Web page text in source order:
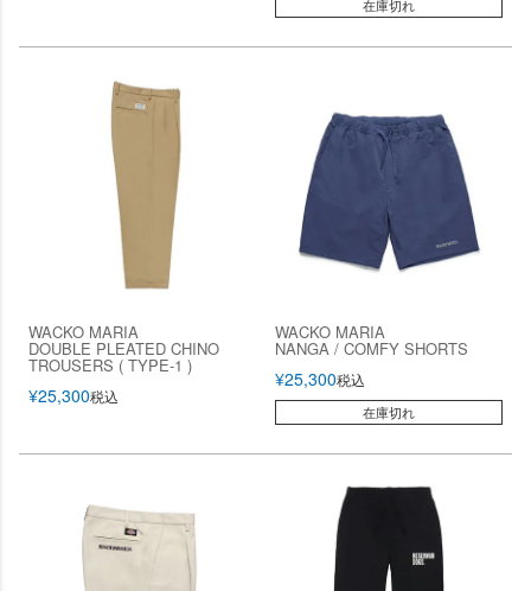
在庫切れ
WACKO MARIA
DOUBLE PLEATED CHINO
TROUSERS ( TYPE-1 )
¥25,300税込
WACKO MARIA
NANGA / COMFY SHORTS
¥25,300税込
在庫切れ